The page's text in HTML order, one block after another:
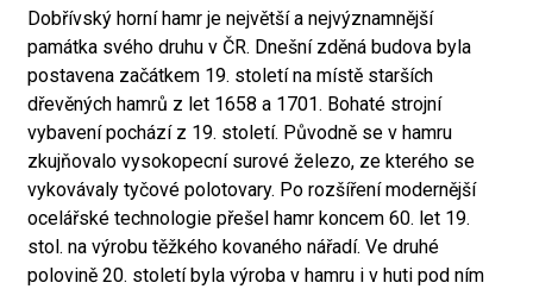
Dobřívský horní hamr je největší a nejvýznamnější
památka svého druhu v ČR. Dnešní zděná budova byla
postavena začátkem 19. století na místě starších
dřevěných hamrů z let 1658 a 1701. Bohaté strojní
vybavení pochází z 19. století. Původně se v hamru
zkujňovalo vysokopecní surové železo, ze kterého se
vykovávaly tyčové polotovary. Po rozšíření modernější
ocelářské technologie přešel hamr koncem 60. let 19.
stol. na výrobu těžkého kovaného nářadí. Ve druhé
polovině 20. století byla výroba v hamru i v huti pod ním